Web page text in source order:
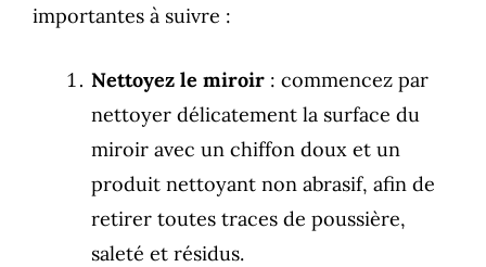
importantes à suivre :
Nettoyez le miroir : commencez par
nettoyer délicatement la surface du
miroir avec un chiffon doux et un
produit nettoyant non abrasif, afin de
retirer toutes traces de poussière,
saleté et résidus.